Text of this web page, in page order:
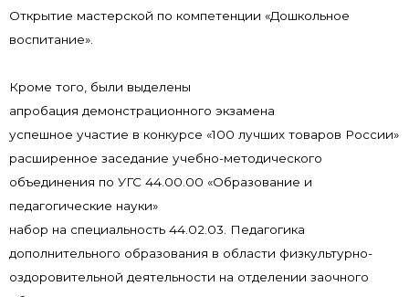
Открытие мастерской по компетенции «Дошкольное
воспитание».
Кроме того, были выделены
апробация демонстрационного экзамена
успешное участие в конкурсе «100 лучших товаров России»
расширенное заседание учебно-методического
объединения по УГС 44.00.00 «Образование и
педагогические науки»
набор на специальность 44.02.03. Педагогика
дополнительного образования в области физкультурно-
оздоровительной деятельности на отделении заочного